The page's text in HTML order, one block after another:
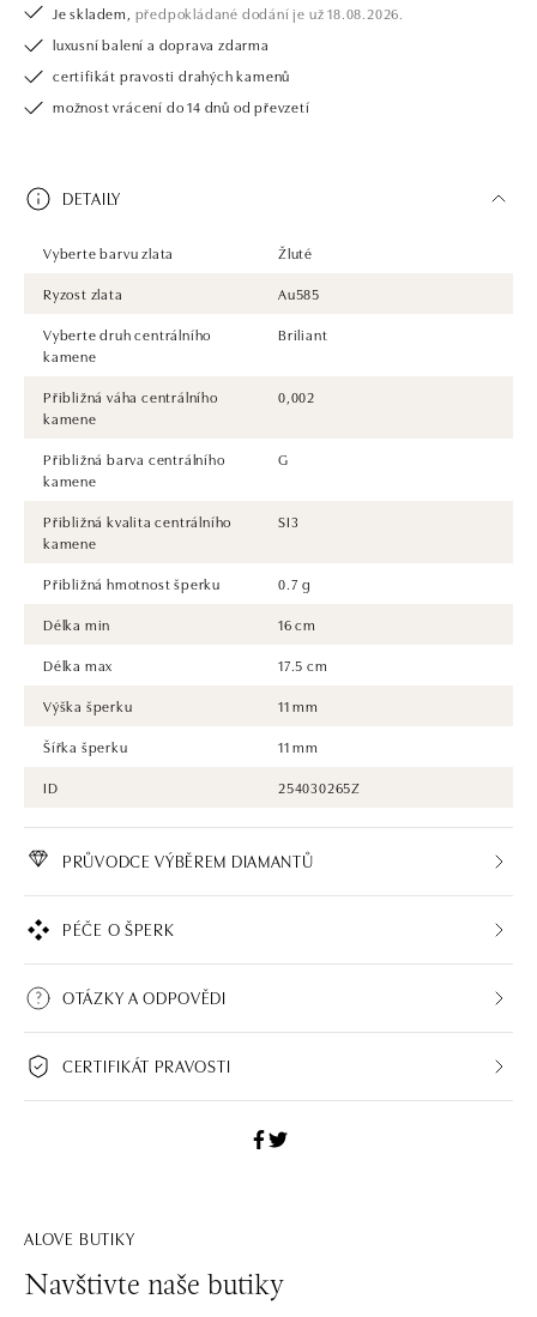
Je skladem, předpokládané dodání je už 18.08.2026.
luxusní balení a doprava zdarma
certifikát pravosti drahých kamenů
možnost vrácení do 14 dnů od převzetí
DETAILY
Vyberte barvu zlata
Žluté
Ryzost zlata
Au585
Vyberte druh centrálního
kamene
Briliant
Přibližná váha centrálního
kamene
0,002
Přibližná barva centrálního
kamene
G
Přibližná kvalita centrálního
kamene
SI3
Přibližná hmotnost šperku
0.7 g
Délka min
16 cm
Délka max
17.5 cm
Výška šperku
11 mm
Šířka šperku
11 mm
ID
254030265Z
PRŮVODCE VÝBĚREM DIAMANTŮ
PÉČE O ŠPERK
OTÁZKY A ODPOVĚDI
CERTIFIKÁT PRAVOSTI
ALOVE BUTIKY
Navštivte naše butiky